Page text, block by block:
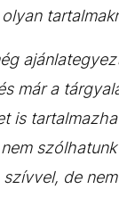
már a
is
de